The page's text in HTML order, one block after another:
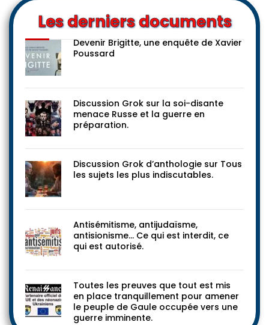
Les derniers documents
Devenir Brigitte, une enquête de Xavier
Poussard
Discussion Grok sur la soi-disante
menace Russe et la guerre en
préparation.
Discussion Grok d’anthologie sur Tous
les sujets les plus indiscutables.
Antisémitisme, antijudaïsme,
antisionisme… Ce qui est interdit, ce
qui est autorisé.
Toutes les preuves que tout est mis
en place tranquillement pour amener
le peuple de Gaule occupée vers une
guerre imminente.